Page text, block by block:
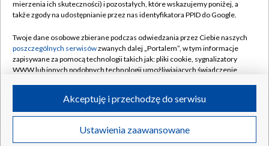
Naziemna Telewizja Cyfrowa
Rada Programowa
System NOS
Informacje o nadawcy
Program dla prasy
Ogłoszenie przetargowe
Pomoc
Kontakt
Kanały
©2026 Telewizja Polska S.A. w likwidacji
mierzenia ich skuteczności) i pozostałych, które wskazujemy poniżej, a
także zgody na udostępnianie przez nas identyfikatora PPID do Google.
Twoje dane osobowe zbierane podczas odwiedzania przez Ciebie naszych
poszczególnych serwisówzwanych dalej „Portalem”, w tym informacje
zapisywane za pomocą technologii takich jak: pliki cookie, sygnalizatory
WWW lub innych podobnych technologii umożliwiających świadczenie
ruchu w Internecie.
Twoje dane osobowe zbierane podczas odwiedzania przez Ciebie
poszczególnych serwisówna Portalu, takie jak adresy IP, identyfikatory
Ustawienia zaawansowane
Akceptuję i przechodzę do serwisu